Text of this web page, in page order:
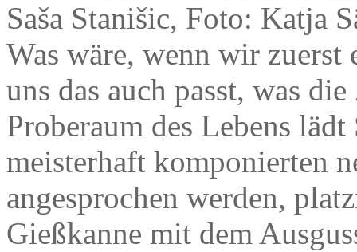
Saša Stanišic, Foto: Katja
Was wäre, wenn wir
uns das auch passt, was
Proberaum des Lebens
meisterhaft komponierten
angesprochen werden,
Gießkanne mit dem